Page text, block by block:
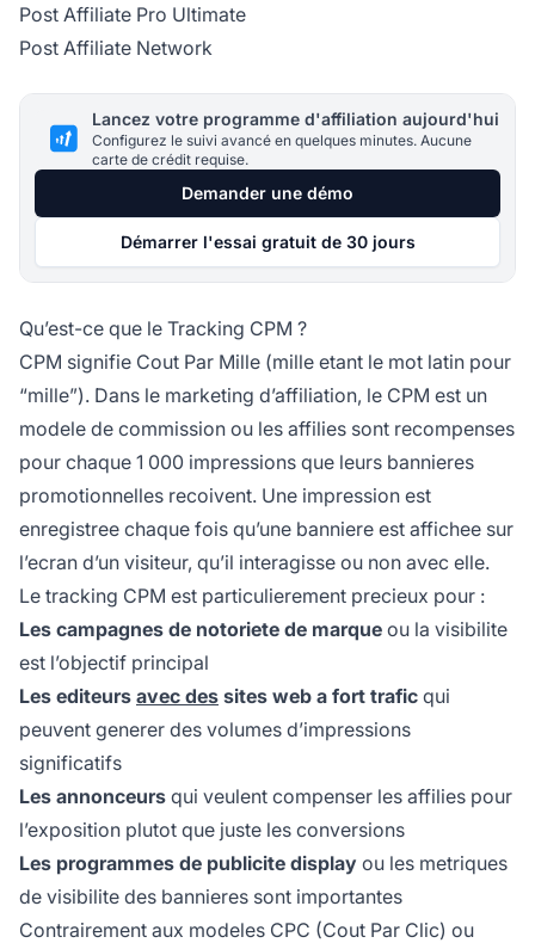
Post Affiliate Pro Ultimate
Post Affiliate Network
Lancez votre programme d'affiliation aujourd'hui
Configurez le suivi avancé en quelques minutes. Aucune
carte de crédit requise.
Demander une démo
Démarrer l'essai gratuit de 30 jours
Qu’est-ce que le Tracking CPM ?
CPM signifie Cout Par Mille (mille etant le mot latin pour
“mille”). Dans le marketing d’affiliation, le CPM est un
modele de commission ou les affilies sont recompenses
pour chaque 1 000 impressions que leurs bannieres
promotionnelles recoivent. Une impression est
enregistree chaque fois qu’une banniere est affichee sur
l’ecran d’un visiteur, qu’il interagisse ou non avec elle.
Le tracking CPM est particulierement precieux pour :
Les campagnes de notoriete de marque ou la visibilite
est l’objectif principal
Les editeurs avec des sites web a fort trafic qui
peuvent generer des volumes d’impressions
significatifs
Les annonceurs qui veulent compenser les affilies pour
l’exposition plutot que juste les conversions
Les programmes de publicite display ou les metriques
de visibilite des bannieres sont importantes
Contrairement aux modeles CPC (Cout Par Clic) ou